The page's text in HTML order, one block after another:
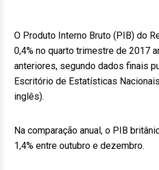
O Produto Interno Bruto (PIB) do
0,4% no quarto trimestre de 2017
anteriores, segundo dados finais
Escritório de Estatísticas
inglês).
Na comparação anual, o PIB
1,4% entre outubro e dezembro.